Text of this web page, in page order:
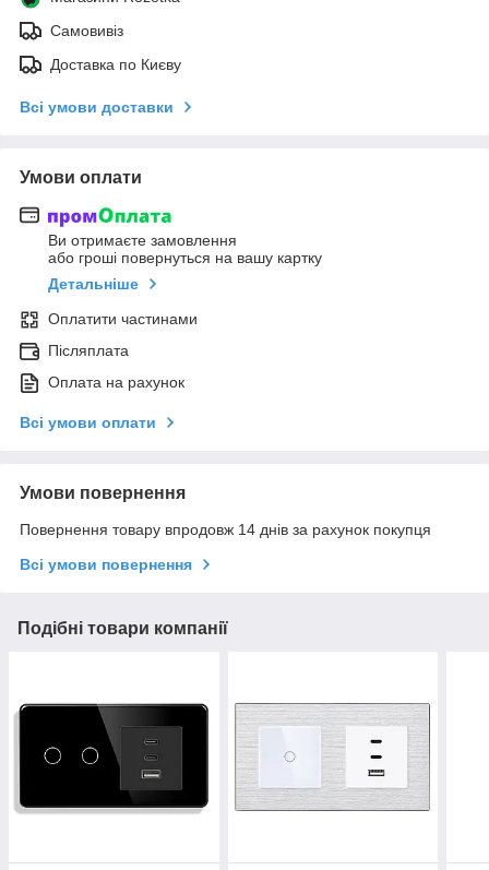
Самовивіз
Доставка по Києву
Всі умови доставки
Умови оплати
Ви отримаєте замовлення
або гроші повернуться на вашу картку
Детальніше
Оплатити частинами
Післяплата
Оплата на рахунок
Всі умови оплати
Умови повернення
Повернення товару впродовж 14 днів за рахунок покупця
Всі умови повернення
Подібні товари компанії